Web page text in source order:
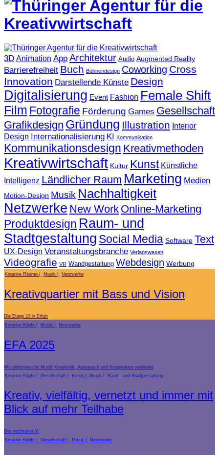
3D Animation App Architektur Audio Augmented Reality
Barrierefreiheit Buch Bühnendesign Coworking Cross
Innovation Darstellende Künste Design
Digitalisierung Event Fashion Female Shift
Film Fotografie Förderung Games Gesellschaft
Grafikdesign Gründung Illustration Interior
Design Internationalisierung KI Kommunikation
Kommunikationsdesign Kreativmethoden
Kreativwirtschaft Kultur Kunst Künstliche
Intelligenz Ländlicher Raum Marketing Medien
Motion-Design Musik Nachhaltigkeit
Netzwerke New Work Online-Marketing
Produktdesign Raum- und
Stadtgestaltung Social Media Software Text
UX-Design Veranstaltungsbranche Verlagswesen
Videografie VR Wandgestaltung Webdesign Werbung
Kreative Räume Musik Netzwerke
Kreativquartier mit Bass und Vision
Die Etage 20 in Erfurt
Kreative Köpfe
Musik Netzwerke
EFA 2025
Wo elektronische Musik Kreativität, Austausch und Kooperation verbindet
Kreative Köpfe
Gesellschaft Kunst Musik Raum- und Stadtgestaltung
Kreativ, vielfältig, vernetzt und immer mit
Blick auf mehr Teilhabe
Der nochson e.V.
Kreative Köpfe
Gesellschaft Musik Netzwerke